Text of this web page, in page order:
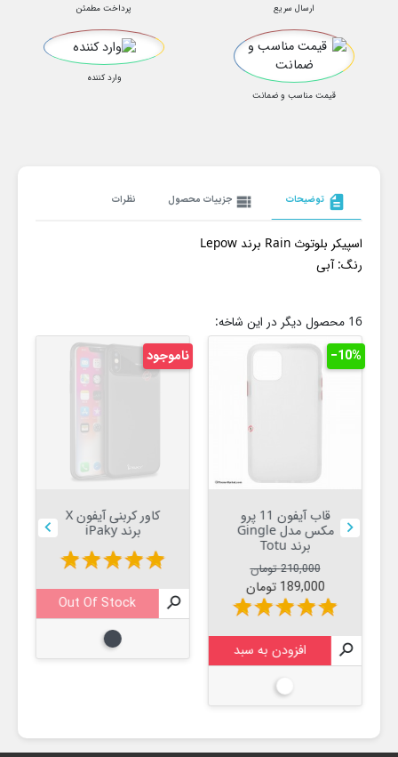
ارسال سریع پرداخت مطمئن
قیمت مناسب و ضمانت
وارد کننده
description توضیحات view_list جزییات محصول نظرات
اسپیکر بلوتوث Rain برند Lepow
رنگ: آبی
16 محصول دیگر در این شاخه:

قاب آیفون 11 پرو
مکس مدل Gingle
برند Totu
قیمت عادی
210,000 تومان
قیمت
189,000 تومان
star
star
star
star
star

افزودن به سبد
سفید
‎−10%
کاور کربنی آیفون X
برند iPaky
star
star
star
star
star

Out Of Stock
مشکی
ناموجود
